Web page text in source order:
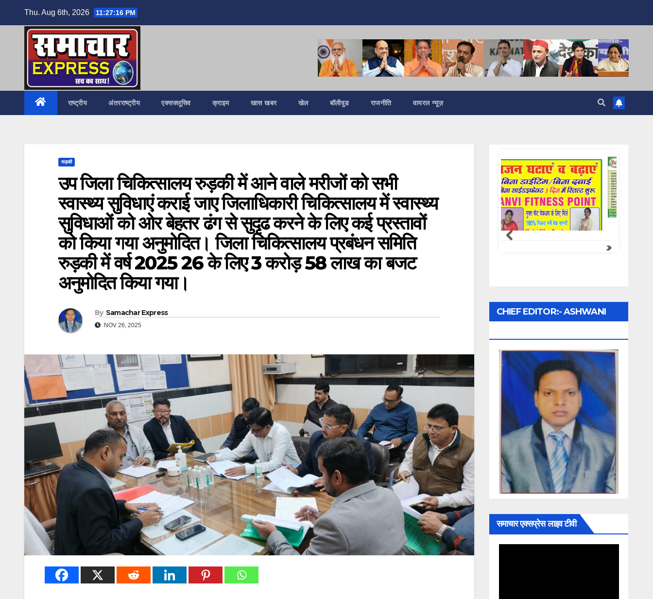
Thu. Aug 6th, 2026 11:27:18 PM
राष्ट्रीय अंतरराष्ट्रीय एक्सक्लूसिव क्राइम खास खबर खेल बॉलीवुड राजनीति वायरल न्यूज़
रूड़की
उप जिला चिकित्सालय रुड़की में आने वाले मरीजों को सभी
स्वास्थ्य सुविधाएं कराई जाए जिलाधिकारी चिकित्सालय में स्वास्थ्य
सुविधाओं को ओर बेहतर ढंग से सुदृढ करने के लिए कई प्रस्तावों
को किया गया अनुमोदित। जिला चिकित्सालय प्रबंधन समिति
रुड़की में वर्ष 2025 26 के लिए 3 करोड़ 58 लाख का बजट
अनुमोदित किया गया।
By Samachar Express
NOV 26, 2025
CHIEF EDITOR:- ASHWANI
UPADHYAY
समाचार एक्सप्रेस लाइव टीवी